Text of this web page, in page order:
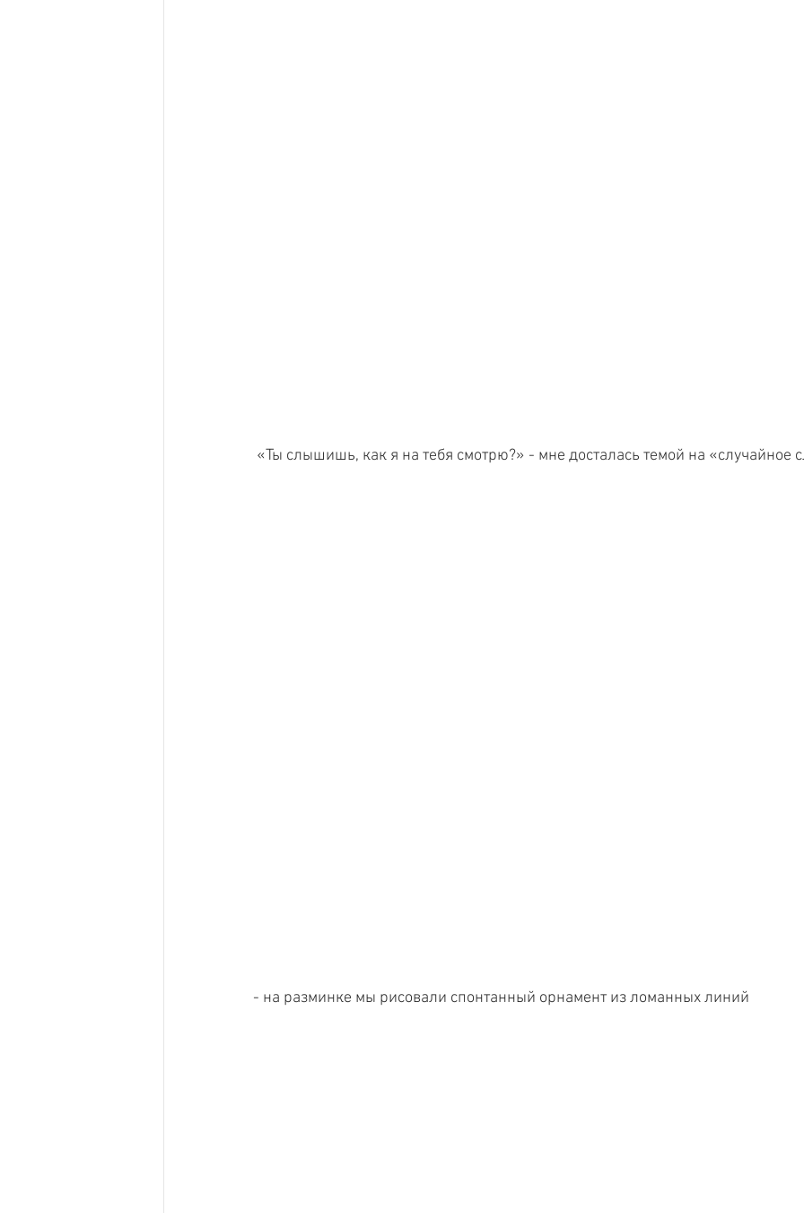
«Ты слышишь, как я на тебя смотрю?» - мне досталась темой на «случайное
- на разминке мы рисовали спонтанный орнамент из ломанных линий